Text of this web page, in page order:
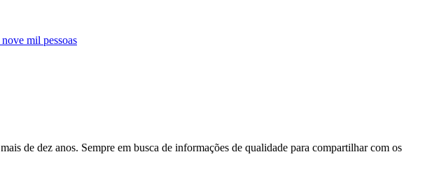
mil pessoas
de dez anos. Sempre em busca de informações de qualidade para compartilhar com os